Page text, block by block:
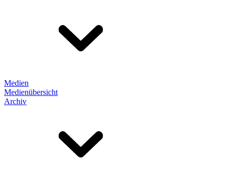
Medien
Medienübersicht
Archiv